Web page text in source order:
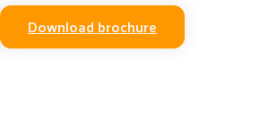
Download brochure